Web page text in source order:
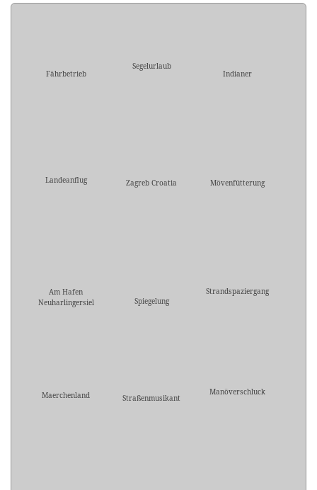
Fährbetrieb
Segelurlaub
Indianer
Landeanflug Zagreb Croatia Mövenfütterung
Am Hafen
Neuharlingersiel
Spiegelung
Strandspaziergang
Maerchenland Straßenmusikant
Manöverschluck